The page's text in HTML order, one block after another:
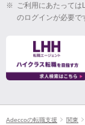
※ ご利用にあたって
のログインが必要で
Adeccoの転職支援 関東